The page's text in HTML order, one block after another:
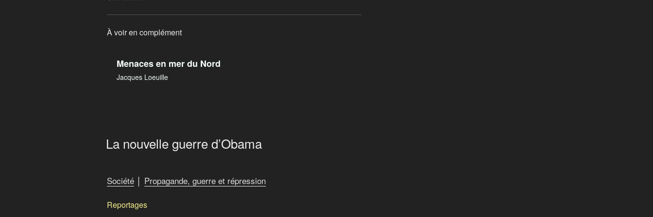
À voir en complément
Menaces en mer du Nord
Jacques Loeuille
La nouvelle guerre d’Obama
Société │ Propagande, guerre et répression
Reportages